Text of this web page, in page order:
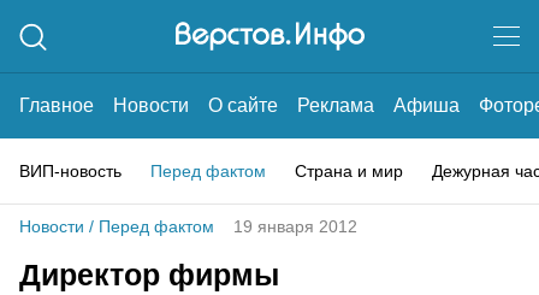
Главное Новости О сайте Реклама Афиша
ВИП-новость Перед фактом Страна и мир Дежурная
Новости / Перед фактом 19 января 2012
Директор фирмы